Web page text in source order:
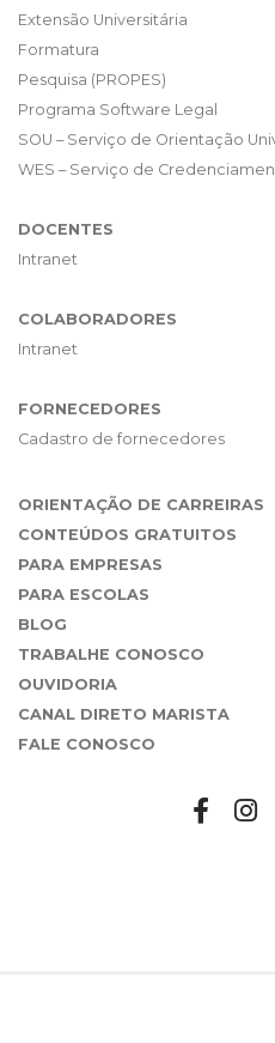
Extensão Universitária
Formatura
Pesquisa (PROPES)
Programa Software Legal
SOU – Serviço de Orientação
WES – Serviço de
DOCENTES
Intranet
COLABORADORES
Intranet
FORNECEDORES
Cadastro de fornecedores
ORIENTAÇÃO DE CARREIRAS
CONTEÚDOS GRATUITOS
PARA EMPRESAS
PARA ESCOLAS
BLOG
TRABALHE CONOSCO
OUVIDORIA
CANAL DIRETO MARISTA
FALE CONOSCO